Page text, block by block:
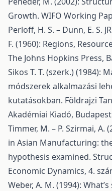
Growth. WIFO Working
Perloff, H. S. – Dunn, E. S.
F. (1960): Regions,
The Johns Hopkins Press,
Sikos T. T. (szerk.) (1984):
módszerek alkalmazási
kutatásokban. Földrajzi
Akadémiai Kiadó,
Timmer, M. – P. Szirmai,
in Asian Manufacturing:
hypothesis examined.
Economic Dynamics, 4.
Weber, A. M. (1994):